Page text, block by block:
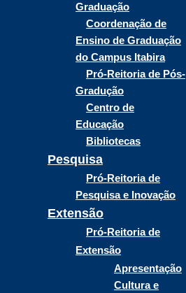
Graduação
Coordenação de
Ensino de Graduação
do Campus Itabira
Pró-Reitoria de Pós-
Gradução
Centro de
Educação
Bibliotecas
Pesquisa
Pró-Reitoria de
Pesquisa e Inovação
Extensão
Pró-Reitoria de
Extensão
Apresentação
Cultura e